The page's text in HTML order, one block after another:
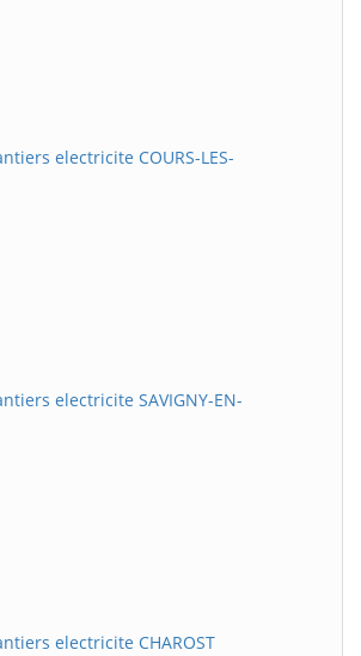
electricite COURS-LES-
electricite SAVIGNY-EN-
electricite CHAROST